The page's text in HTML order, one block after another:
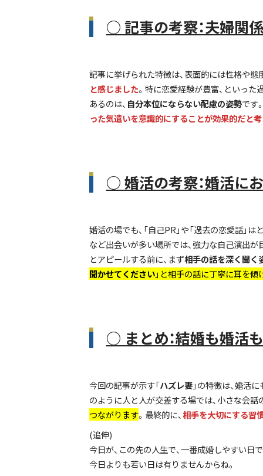
○ 記事の考察：夫婦関
記事に挙げられた特徴は、表面的には性格や態
と感じました。特に恋愛経験が豊富、といっ
あるのは、 自分本位にならない配慮の姿勢です
った気遣いを意識的にすることが効果的だと
○ 婚活の考察：婚活に
婚活の場でも、「自己PR」や「過去の恋愛話」
など出会いが多い場所では、強力な自己演出が
とアピールする前に、まず相手の話を深く聞く
聞かせてください」と相手の話に丁寧に耳を
○ まとめ：結婚も婚活
今回の記事が示す「ハズレ妻」の特徴は、婚活
のように人と人が交差する場では、小さな会話
つながります。最終的に、相手を大切にする習
(追伸)
今日が、この先の人生で、一番成婚しやすい日で
今日よりも若い日は有りませんからね。